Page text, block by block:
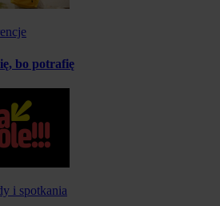
bo potrafię
i spotkania